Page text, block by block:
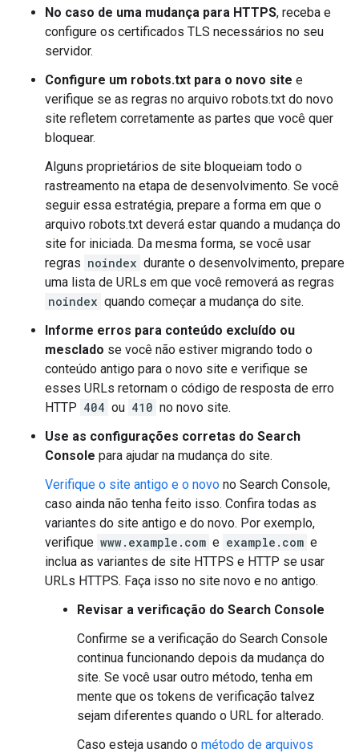
No caso de uma mudança para HTTPS, receba e
configure os certificados TLS necessários no seu
servidor.
Configure um robots.txt para o novo site e
verifique se as regras no arquivo robots.txt do novo
site refletem corretamente as partes que você quer
bloquear.
Alguns proprietários de site bloqueiam todo o
rastreamento na etapa de desenvolvimento. Se você
seguir essa estratégia, prepare a forma em que o
arquivo robots.txt deverá estar quando a mudança do
site for iniciada. Da mesma forma, se você usar
regras noindex durante o desenvolvimento, prepare
uma lista de URLs em que você removerá as regras
noindex quando começar a mudança do site.
Informe erros para conteúdo excluído ou
mesclado se você não estiver migrando todo o
conteúdo antigo para o novo site e verifique se
esses URLs retornam o código de resposta de erro
HTTP 404 ou 410 no novo site.
Use as configurações corretas do Search
Console para ajudar na mudança do site.
Verifique o site antigo e o novo no Search Console,
caso ainda não tenha feito isso. Confira todas as
variantes do site antigo e do novo. Por exemplo,
verifique www.example.com e example.com e
inclua as variantes de site HTTPS e HTTP se usar
URLs HTTPS. Faça isso no site novo e no antigo.
Revisar a verificação do Search Console
Confirme se a verificação do Search Console
continua funcionando depois da mudança do
site. Se você usar outro método, tenha em
mente que os tokens de verificação talvez
sejam diferentes quando o URL for alterado.
Caso esteja usando o método de arquivos